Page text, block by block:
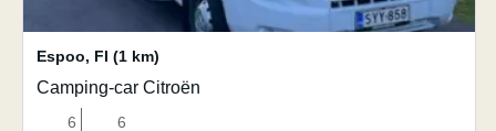
Espoo, FI (1 km)
Camping-car Citroën
6 6